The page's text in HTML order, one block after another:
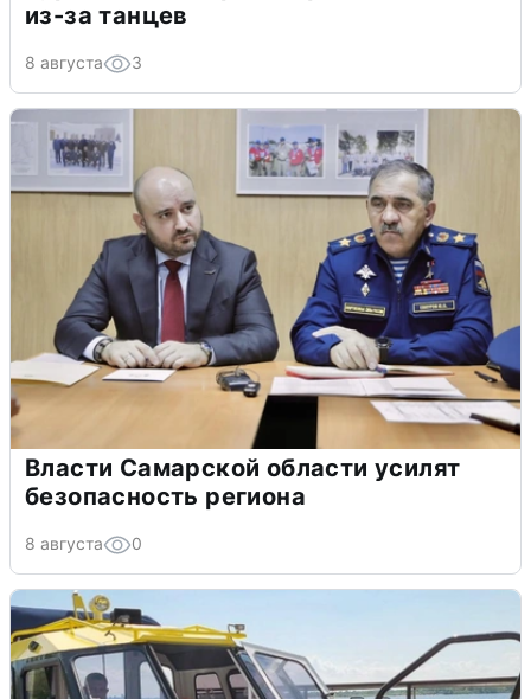
из-за танцев
8 августа 3
Власти Самарской области усилят
безопасность региона
8 августа 0